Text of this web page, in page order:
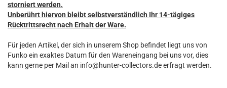
storniert werden.
Unberührt hiervon bleibt selbstverständlich Ihr 14-tägiges
Rücktrittsrecht nach Erhalt der Ware.
Für jeden Artikel, der sich in unserem Shop befindet liegt uns von
Funko ein exaktes Datum für den Wareneingang bei uns vor, dies
kann gerne per Mail an info@hunter-collectors.de erfragt werden.